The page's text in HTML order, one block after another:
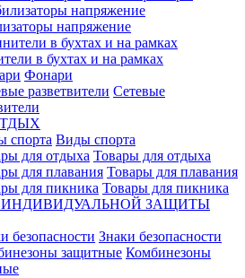
напряжение
в бухтах и на рамках
Фонари
Сетевые
Виды спорта
Товары для отдыха
Товары для плавания
Товары для пикника
ИНДИВИДУАЛЬНОЙ ЗАЩИТЫ
Знаки безопасности
Комбинезоны